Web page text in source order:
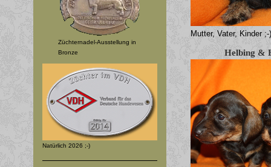
Züchternadel-Ausstellung in
Bronze
Natürlich 2026 ;-)
Mutter, Vater, Kinder ;-)
Helbing &